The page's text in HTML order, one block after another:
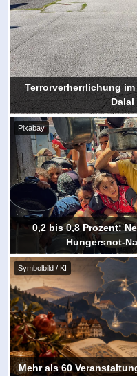
Terrorverherrlichung
Dalal
Pixabay
0,2 bis 0,8 Prozent:
Hungersnot-
Symbolbild / KI
Mehr als 60